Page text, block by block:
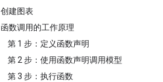
创建图表
函数调用的工作原理
第 1 步：定义函数声明
第 2 步：使用函数声明调用模型
第 3 步：执行函数